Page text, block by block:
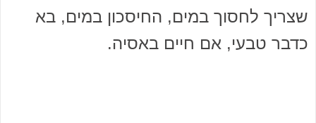
שצריך לחסוך במים, החיסכון במים, בא
כדבר טבעי, אם חיים באסיה.